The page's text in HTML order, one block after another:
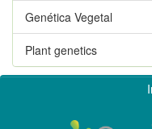
Genética Vegetal
Plant genetics